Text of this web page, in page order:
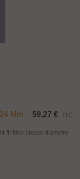
Mm 59,27 € TTC
finition brossé diamétre